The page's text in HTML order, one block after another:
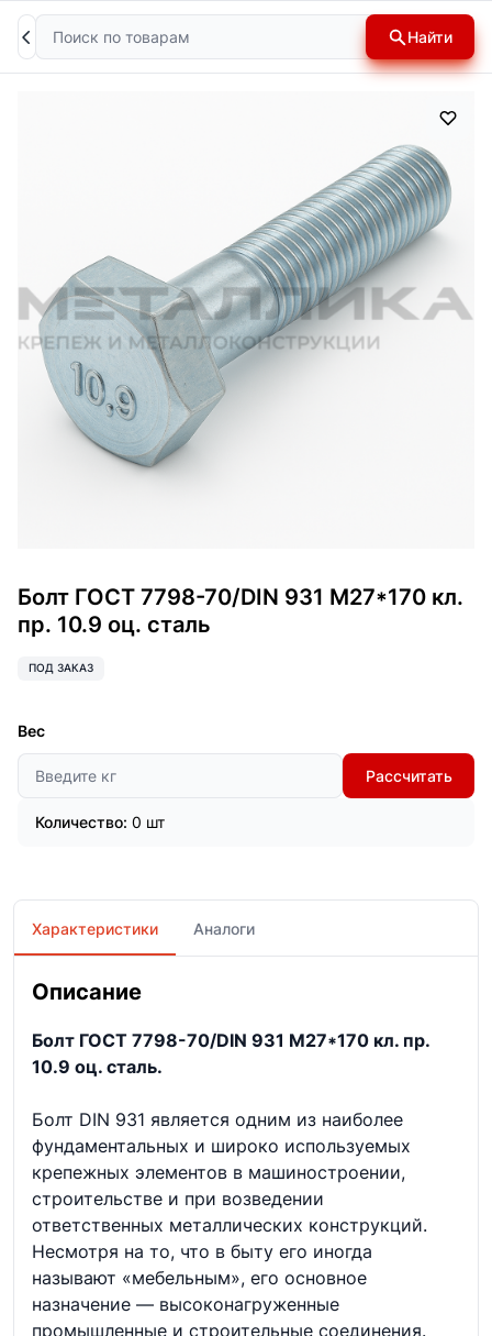
Поиск Найти
Болт ГОСТ 7798-70/DIN 931 М27*170 кл.
пр. 10.9 оц. сталь
ПОД ЗАКАЗ
Вес
Рассчитать
Количество: 0 шт
Характеристики Аналоги
Описание
Болт ГОСТ 7798-70/DIN 931 М27*170 кл. пр.
10.9 оц. сталь.
Болт DIN 931 является одним из наиболее
фундаментальных и широко используемых
крепежных элементов в машиностроении,
строительстве и при возведении
ответственных металлических конструкций.
Несмотря на то, что в быту его иногда
называют «мебельным», его основное
назначение — высоконагруженные
промышленные и строительные соединения.